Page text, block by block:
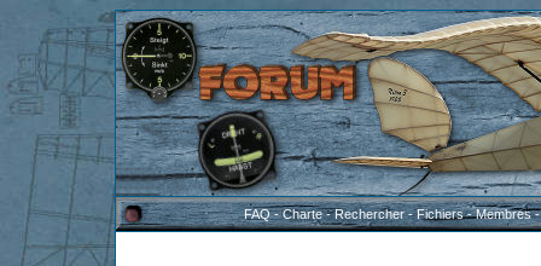
FAQ-Charte-Rechercher-Fichiers-Membres